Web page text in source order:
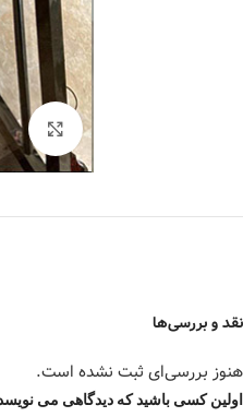
نقد و بررسی‌ها
هنوز بررسی‌ای ثبت نشده است.
اولین کسی باشید که دیدگاهی می